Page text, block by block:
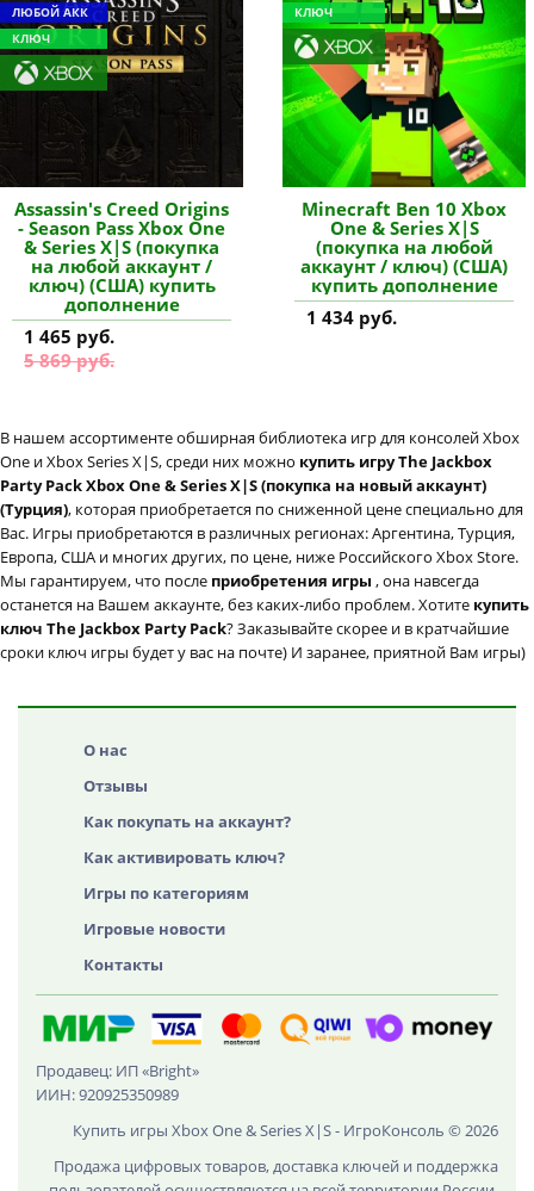
ЛЮБОЙ АКК
КЛЮЧ
Assassin's Creed Origins
- Season Pass Xbox One
& Series X|S (покупка
на любой аккаунт /
ключ) (США) купить
дополнение
1 465 руб.
5 869 руб.
КЛЮЧ
Minecraft Ben 10 Xbox
One & Series X|S
(покупка на любой
аккаунт / ключ) (США)
купить дополнение
1 434 руб.
В нашем ассортименте обширная библиотека игр для консолей Xbox
One и Xbox Series X|S, среди них можно купить игру The Jackbox
Party Pack Xbox One & Series X|S (покупка на новый аккаунт)
(Турция), которая приобретается по сниженной цене специально для
Вас. Игры приобретаются в различных регионах: Аргентина, Турция,
Европа, США и многих других, по цене, ниже Российского Xbox Store.
Мы гарантируем, что после приобретения игры , она навсегда
останется на Вашем аккаунте, без каких-либо проблем. Хотите купить
ключ The Jackbox Party Pack? Заказывайте скорее и в кратчайшие
сроки ключ игры будет у вас на почте) И заранее, приятной Вам игры)
О нас
Отзывы
Как покупать на аккаунт?
Как активировать ключ?
Игры по категориям
Игровые новости
Контакты
Продавец: ИП «Bright»
ИИН: 920925350989
Купить игры Xbox One & Series X|S - ИгроКонсоль © 2026
Продажа цифровых товаров, доставка ключей и поддержка